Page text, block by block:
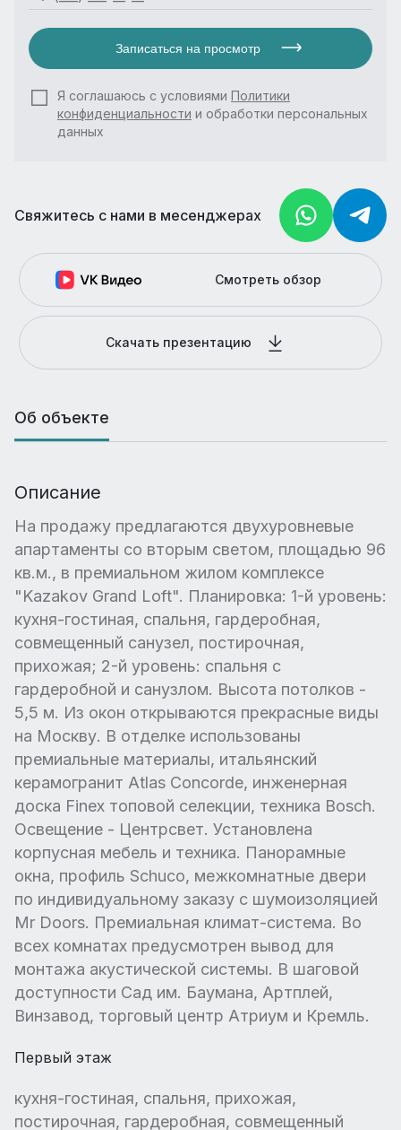
Записаться на просмотр
Я соглашаюсь с условиями Политики
конфиденциальности и обработки персональных
данных
Свяжитесь с нами в месенджерах
Смотреть обзор
Скачать презентацию
Об объекте
Описание
На продажу предлагаются двухуровневые
апартаменты со вторым светом, площадью 96
кв.м., в премиальном жилом комплексе
"Kazakov Grand Loft". Планировка: 1-й уровень:
кухня-гостиная, спальня, гардеробная,
совмещенный санузел, постирочная,
прихожая; 2-й уровень: спальня с
гардеробной и санузлом. Высота потолков -
5,5 м. Из окон открываются прекрасные виды
на Москву. В отделке использованы
премиальные материалы, итальянский
керамогранит Atlas Concorde, инженерная
доска Finex топовой селекции, техника Bosch.
Освещение - Центрсвет. Установлена
корпусная мебель и техника. Панорамные
окна, профиль Schuco, межкомнатные двери
по индивидуальному заказу с шумоизоляцией
Mr Doors. Премиальная климат-система. Во
всех комнатах предусмотрен вывод для
монтажа акустической системы. В шаговой
доступности Сад им. Баумана, Артплей,
Винзавод, торговый центр Атриум и Кремль.
Первый этаж
кухня-гостиная, спальня, прихожая,
постирочная, гардеробная, совмещенный